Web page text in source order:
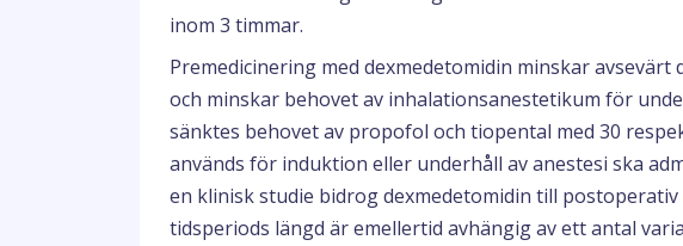
inom 3 timmar.
Premedicinering med dexmedetomidin minskar
och minskar behovet av inhalationsanestetikum för
sänktes behovet av propofol och tiopental med 30
används för induktion eller underhåll av anestesi ska
en klinisk studie bidrog dexmedetomidin till postoperativ
tidsperiods längd är emellertid avhängig av ett antal